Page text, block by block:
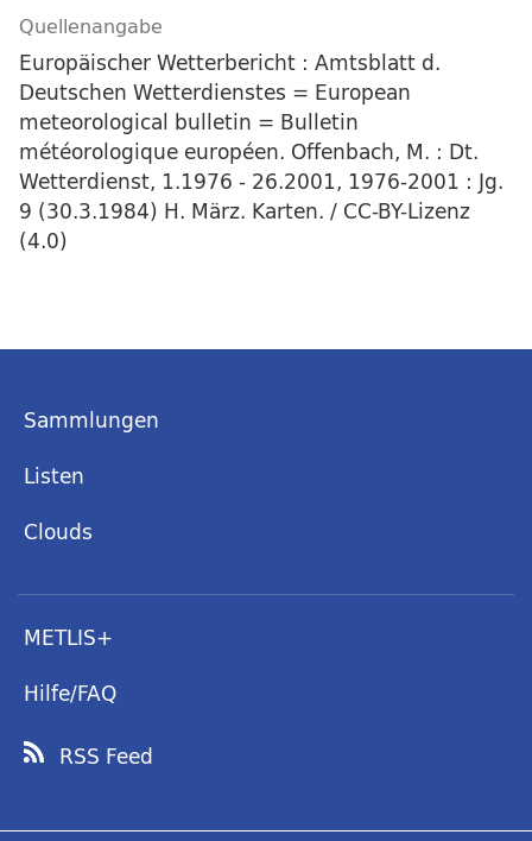
Quellenangabe
Europäischer Wetterbericht : Amtsblatt d.
Deutschen Wetterdienstes = European
meteorological bulletin = Bulletin
météorologique européen. Offenbach, M. : Dt.
Wetterdienst, 1.1976 - 26.2001, 1976-2001 : Jg.
9 (30.3.1984) H. März. Karten. / CC-BY-Lizenz
(4.0)
Sammlungen
Listen
Clouds
METLIS+
Hilfe/FAQ
RSS Feed